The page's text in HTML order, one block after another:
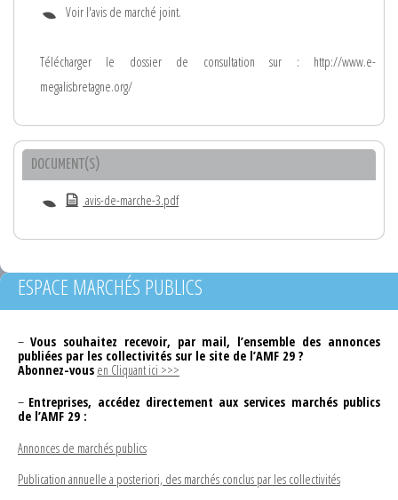
Voir l'avis de marché joint.
Télécharger le dossier de consultation sur : http://www.e-
megalisbretagne.org/
DOCUMENT(S)
avis-de-marche-3.pdf
ESPACE MARCHÉS PUBLICS
– Vous souhaitez recevoir, par mail, l’ensemble des annonces
publiées par les collectivités sur le site de l’AMF 29 ?
Abonnez-vous en Cliquant ici >>>
– Entreprises, accédez directement aux services marchés publics
de l’AMF 29 :
Annonces de marchés publics
Publication annuelle a posteriori, des marchés conclus par les collectivités